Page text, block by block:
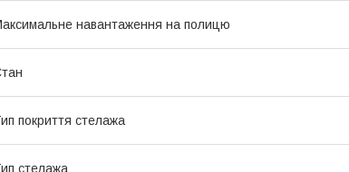
навантаження на полицю
покриття стелажа
стелажа